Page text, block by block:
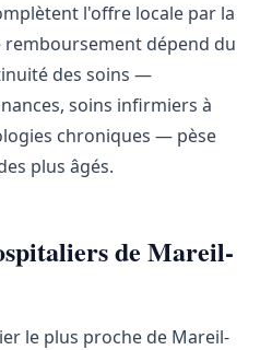
l'offre locale par la
dépend du
des soins —
soins infirmiers à
chroniques — pèse
plus âgés.
de Mareil-
le plus proche de Mareil-